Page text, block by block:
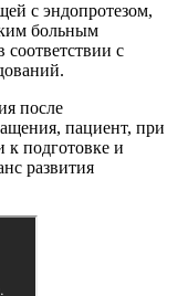
с эндопротезом,
больным
с
после
пациент, при
подготовке и
развития